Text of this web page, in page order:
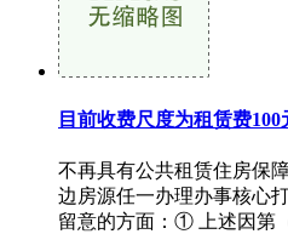
目前收费尺度为租赁费100
不再具有公共租赁住房保
边房源任一办理办事核心
留意的方面：① 上述因第